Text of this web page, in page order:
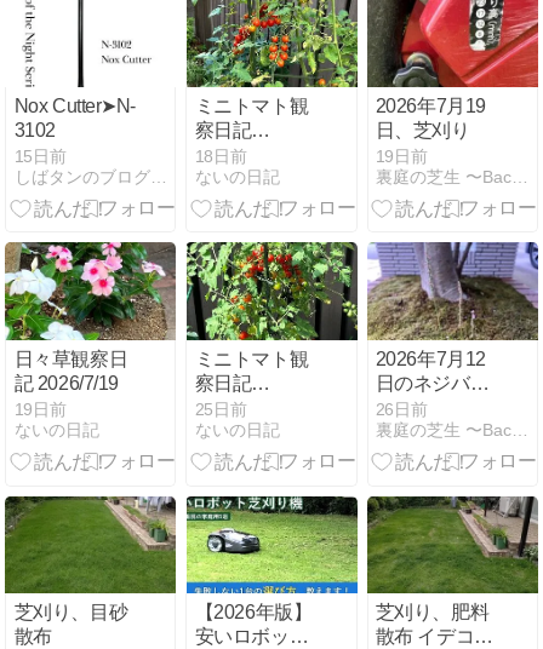
Nox Cutter➤N-
3102
15日前
しばタンのブログ(芝生化伝導師）
ミニトマト観
察日記
2026/7/20
18日前
ないの日記
2026年7月19
日、芝刈り
19日前
裏庭の芝生 〜Backyard Lawn〜
日々草観察日
記 2026/7/19
19日前
ないの日記
ミニトマト観
察日記
2026/7/13
25日前
ないの日記
2026年7月12
日のネジバナ
と芝刈り、翌
朝7月13日の
芝生
26日前
裏庭の芝生 〜Backyard Lawn〜
芝刈り、目砂
散布
【2026年版】
安いロボット
芝刈り、肥料
散布 イデコン